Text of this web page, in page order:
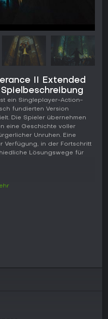
II Extended
ein Singleplayer-Action-
fundierten Version
Die Spieler übernehmen
eine Geschichte voller
Unruhen. Eine
Verfügung, in der Fortschritt
Lösungswege für
belohnt. Im Kampf werden
fünfstufige Zielrosette
und Meisterschläge
entscheidend ist.
in
Schleichen oder beim
bestimmte
Kleidung sowie Status